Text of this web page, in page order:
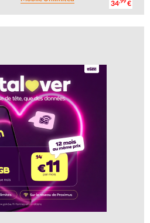
34
€